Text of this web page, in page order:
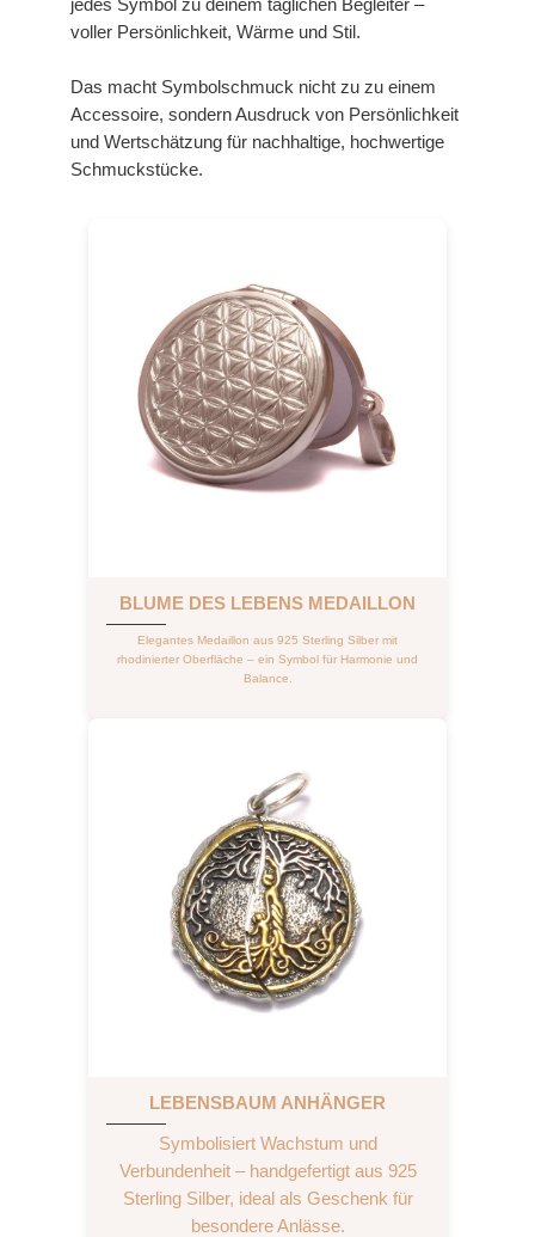
jedes Symbol zu deinem täglichen Begleiter –
voller Persönlichkeit, Wärme und Stil.
Das macht Symbolschmuck nicht zu zu einem
Accessoire, sondern Ausdruck von Persönlichkeit
und Wertschätzung für nachhaltige, hochwertige
Schmuckstücke.
BLUME DES LEBENS MEDAILLON
Elegantes Medaillon aus 925 Sterling Silber mit
rhodinierter Oberfläche – ein Symbol für Harmonie und
Balance.
LEBENSBAUM ANHÄNGER
Symbolisiert Wachstum und
Verbundenheit – handgefertigt aus 925
Sterling Silber, ideal als Geschenk für
besondere Anlässe.